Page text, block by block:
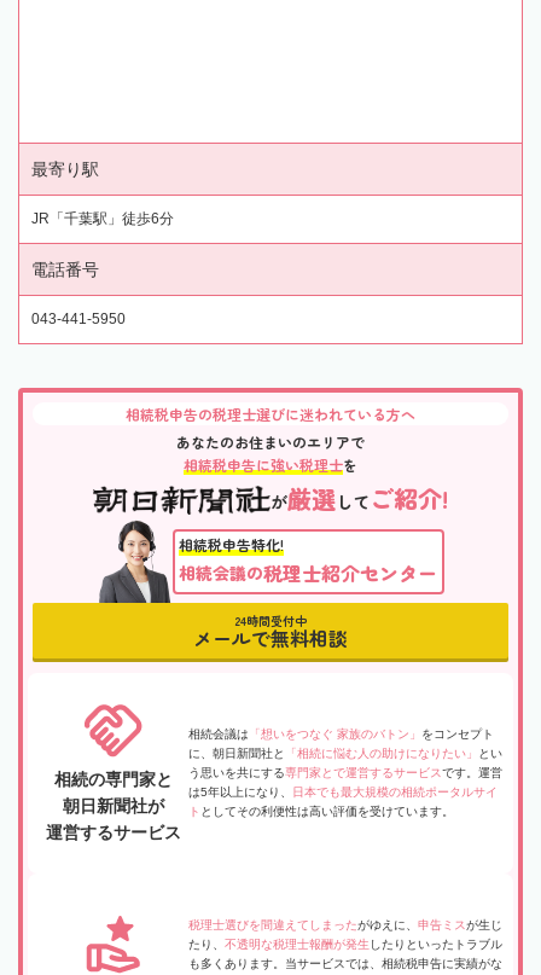
最寄り駅
JR「千葉駅」徒歩6分
電話番号
043-441-5950
相続税申告の税理士選びに迷われている方へ
あなたのお住まいのエリアで
相続税申告に強い税理士を
が厳選して ご紹介!
相続税申告特化!
相続会議の税理士紹介センター
24時間受付中
メールで無料相談
相続の専門家と
朝日新聞社が
運営するサービス
相続会議は 「想いをつなぐ 家族のバトン」 をコンセプト
に、朝日新聞社と
「相続に悩む人の助けになりたい」
とい
う思いを共にする専門家とで運営するサービスです。運営
は5年以上になり、
日本でも最大規模の相続ポータルサイ
ト としてその利便性は高い評価を受けています。
税理士選びを間違えてしまったがゆえに、 申告ミスが生じ
たり、 不透明な税理士報酬が発生 したりといったトラブル
も多くあります。当サービスでは、相続税申告に実績がな